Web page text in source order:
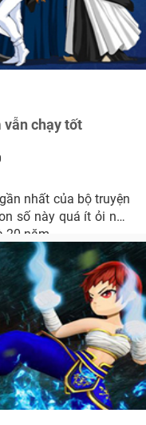
vẫn chạy tốt
nhất của bộ truyện
số này quá ít ỏi nếu
20 năm